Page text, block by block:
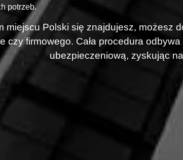
potrzeb.
miejscu Polski się znajdujesz,
czy firmowego. Cała procedura
ubezpieczeniową, zyskując